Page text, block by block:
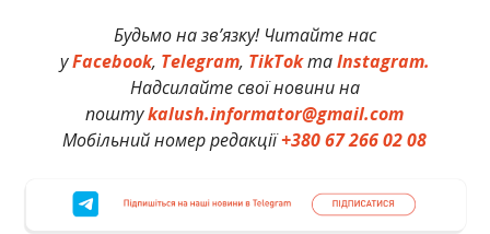
Будьмо на зв’язку! Читайте нас
уFacebook, Telegram, TikTokтаInstagram.
Надсилайте свої новини на
поштуkalush.informator@gmail.com
Мобільний номер редакції+380 67 266 02 08